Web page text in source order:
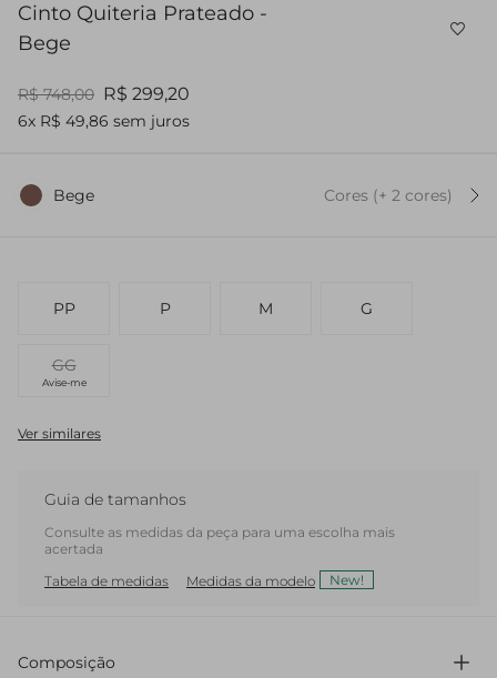
Cinto Quiteria Prateado -
Bege
R$ 748,00 R$ 299,20
6x R$ 49,86 sem juros
Bege Cores (+ 2 cores)
PP P M G
GG
Avise-me
Ver similares
Guia de tamanhos
Consulte as medidas da peça para uma escolha mais
acertada
Tabela de medidas
Medidas da modelo New!
Composição